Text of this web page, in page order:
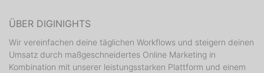
ÜBER DIGINIGHTS
Wir vereinfachen deine täglichen Workflows und steigern deinen
Umsatz durch maßgeschneidertes Online Marketing in
Kombination mit unserer leistungsstarken Plattform und einem